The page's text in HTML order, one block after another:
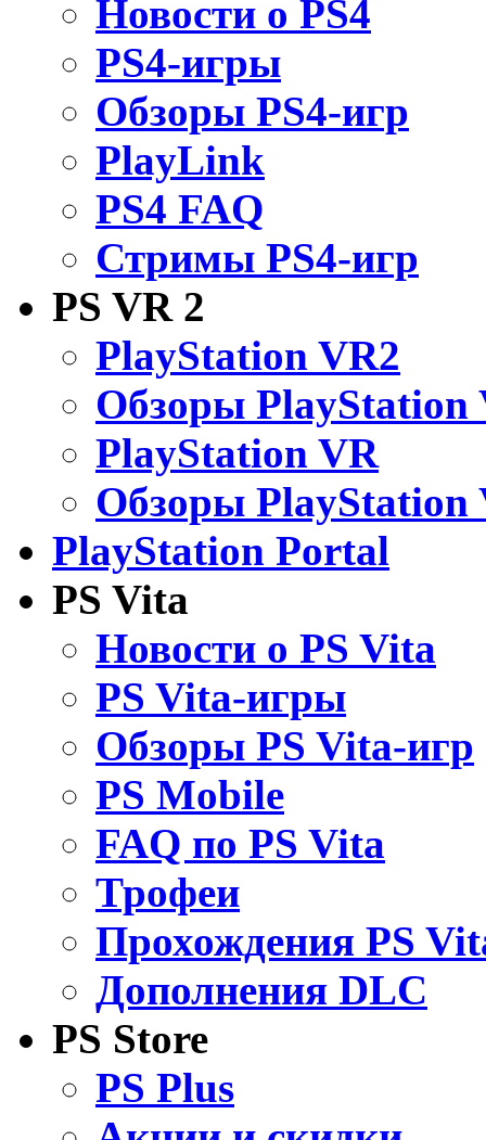
Новости о PS4
PS4-игры
Обзоры PS4-игр
PlayLink
PS4 FAQ
Стримы PS4-игр
PS VR 2
PlayStation VR2
Обзоры PlayStation
PlayStation VR
Обзоры PlayStation
PlayStation Portal
PS Vita
Новости о PS Vita
PS Vita-игры
Обзоры PS Vita-игр
PS Mobile
FAQ по PS Vita
Трофеи
Прохождения PS
Дополнения DLC
PS Store
PS Plus